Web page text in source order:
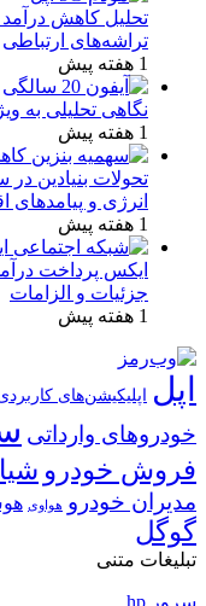
تحلیل کاهش
تراشه‌های ارتباطی
1 هفته پیش
نگاهی تحلیلی به
1 هفته پیش
تحولات بنیادین
انرژی و پیامدهای
1 هفته پیش
ایکس پرداخت
جزئیات و الزامات
1 هفته پیش
اپل اپلیکیشن‌های
خودروهای وارداتی
فروش خودرو
مدیران خودرو هواوی
گوگل
تبلیغات متنی
سرور hp